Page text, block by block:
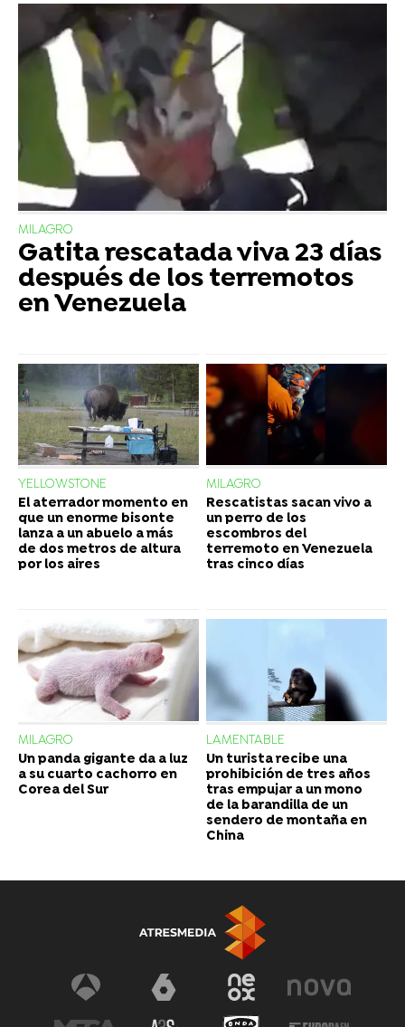
MILAGRO
Gatita rescatada viva 23 días
después de los terremotos
en Venezuela
YELLOWSTONE
El aterrador momento en
que un enorme bisonte
lanza a un abuelo a más
de dos metros de altura
por los aires
MILAGRO
Rescatistas sacan vivo a
un perro de los
escombros del
terremoto en Venezuela
tras cinco días
MILAGRO
Un panda gigante da a luz
a su cuarto cachorro en
Corea del Sur
LAMENTABLE
Un turista recibe una
prohibición de tres años
tras empujar a un mono
de la barandilla de un
sendero de montaña en
China